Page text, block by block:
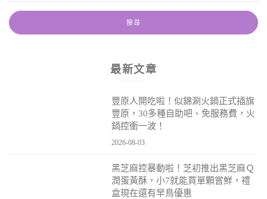
最新文章
豐原人開吃啦！似錦涮火鍋正式插旗
豐原，30多種自助吧、免服務費，火
鍋控衝一波！
2026-08-03
黑芝麻控暴動啦！芝初推出黑芝麻Ｑ
潤蛋黃酥，小7就能買單顆嘗鮮，禮
盒現在還有早鳥優惠